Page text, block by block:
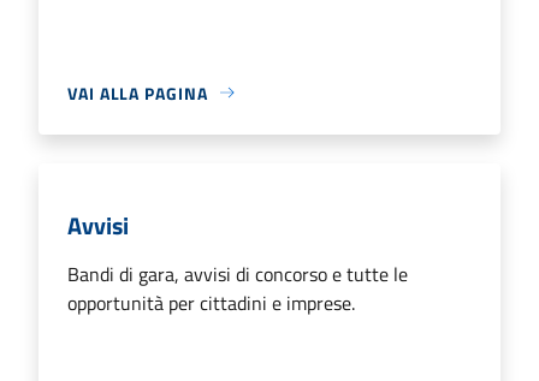
VAI ALLA PAGINA
Avvisi
Bandi di gara, avvisi di concorso e tutte le
opportunità per cittadini e imprese.